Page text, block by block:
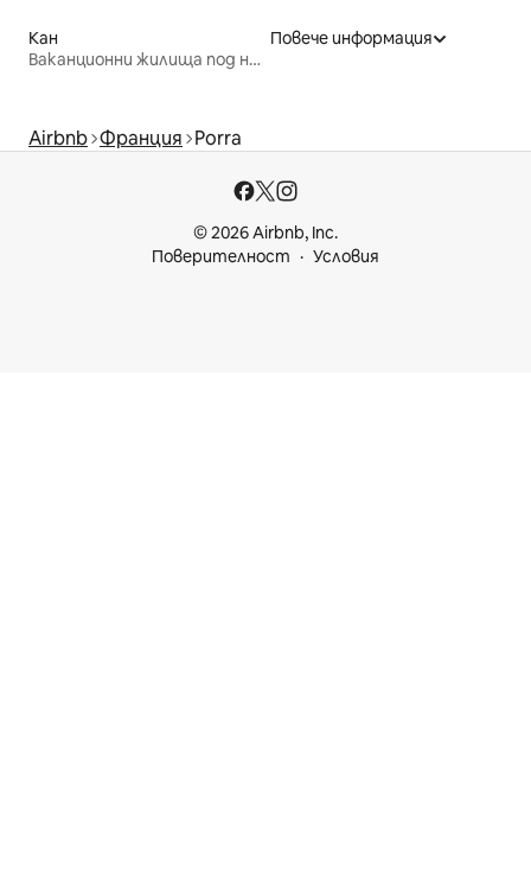
Кан
Ваканционни жилища под наем
Повече информация
Airbnb Франция Porra
© 2026 Airbnb, Inc.
Поверителност
Условия